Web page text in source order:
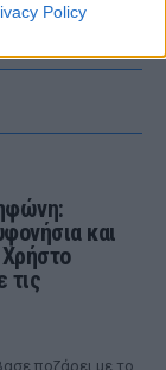
Policy
και
τις
ποζάρει με το